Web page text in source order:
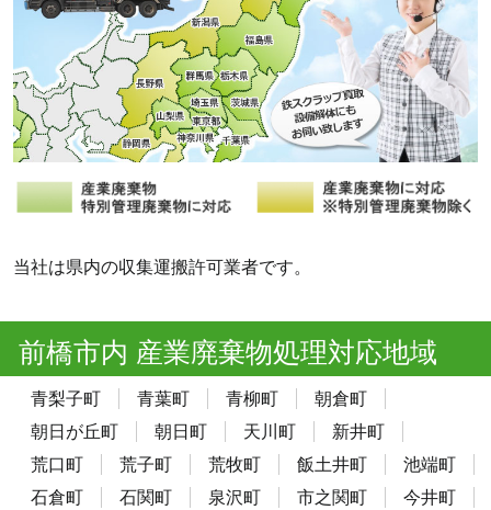
当社は県内の収集運搬許可業者です。
前橋市内 産業廃棄物処理対応地域
青梨子町 青葉町 青柳町
朝倉町
朝日が丘町
朝日町 天川町
新井町
荒口町
荒子町 荒牧町 飯土井町
池端町
石倉町
石関町 泉沢町 市之関町
今井町